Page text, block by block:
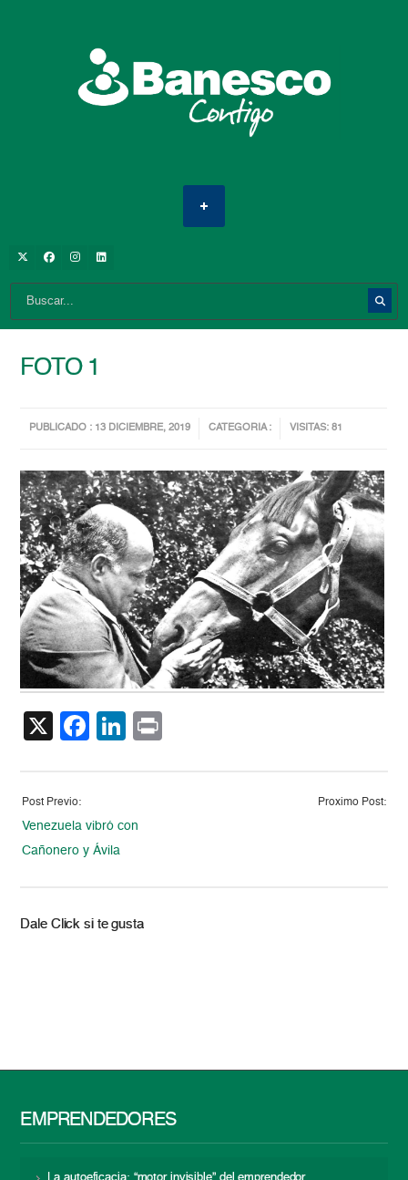
FOTO 1
PUBLICADO : 13 DICIEMBRE, 2019 CATEGORIA : VISITAS: 81
X Facebook
LinkedIn
Post Previo:
Venezuela vibró con
Cañonero y Ávila
Proximo Post:
Dale Click si te gusta
EMPRENDEDORES